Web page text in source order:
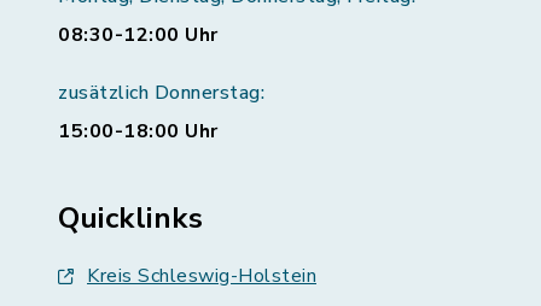
08:30-12:00 Uhr
zusätzlich Donnerstag:
15:00-18:00 Uhr
Quicklinks
Kreis Schleswig-Holstein